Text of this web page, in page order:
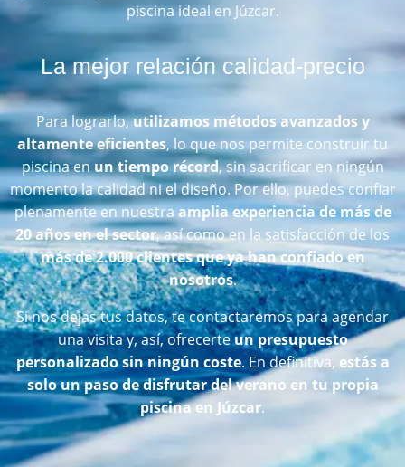
piscina ideal en Júzcar.
La mejor relación calidad-precio
Para lograrlo,utilizamos métodos avanzados y
altamente eficientes, lo que nos permite construir tu
piscina en un tiempo récord, sin sacrificar en ningún
momento la calidad ni el diseño. Por ello, puedes confiar
plenamente en nuestraamplia experiencia de más de
20 años en el sector, así como en la satisfacción de los
más de 2.000 clientes que ya han confiado en
nosotros.
Si nos dejas tus datos, te contactaremos para agendar
una visita y, así, ofrecerteun presupuesto
personalizado sin ningún coste. En definitiva, estás a
solo un paso de disfrutar del verano en tu propia
piscina en Júzcar.